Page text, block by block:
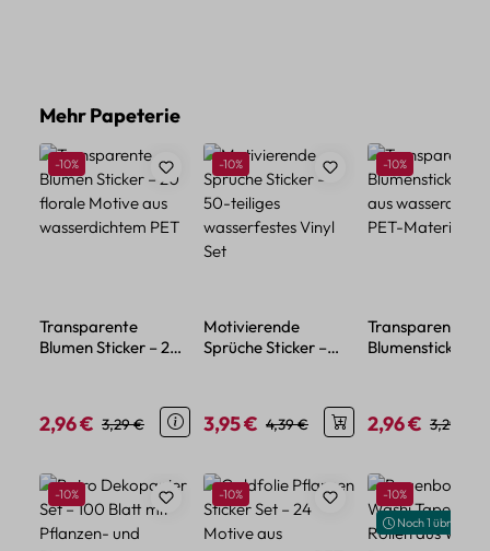
Produktgalerie überspringen
Mehr Papeterie
Rabatt
-10%
Transparente
Blumen Sticker – 20
Verkaufspreis:
2,96 € Regulärer Preis:
3,29 €
Rabatt
-10%
Motivierende
Sprüche Sticker –
Verkaufspreis:
3,95 € Regulärer Preis:
4,39 €
Rabatt
-10%
Transparente
Blumensticker –
Verkaufspreis:
2,96 € 3,29 €
Produktgalerie überspringen
Rabatt
-10% Rabatt
-10% Rabatt
-10%
Noch 1 übrig